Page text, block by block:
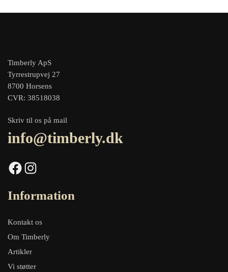
Timberly ApS
Tyrrestrupvej 27
8700 Horsens
CVR: 38518038
Skriv til os på mail
info@timberly.dk
Facebook Instagram
Information
Kontakt os
Om Timberly
Artikler
Vi støtter